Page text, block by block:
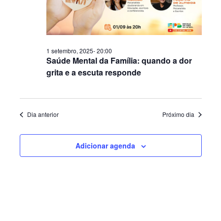
setembro,
2025
de
Saúde Mental da Família: quando a dor
grita e a escuta responde
1 setembro, 2025- 20:00
Dia anterior Próximo dia
Adicionar agenda